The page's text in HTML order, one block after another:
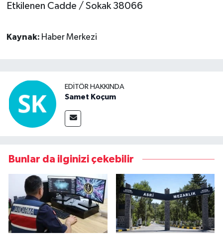
Etkilenen Cadde / Sokak 38066
Kaynak: Haber Merkezi
EDITÖR HAKKINDA
Samet Koçum
Bunlar da ilginizi çekebilir